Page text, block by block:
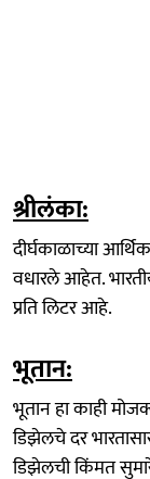
श्रीलंका:
दीर्घकाळाच्या
वधारले आहेत.
प्रति लिटर आहे.
भूतान:
भूतान हा काही
डिझेलचे दर
डिझेलची किंमत